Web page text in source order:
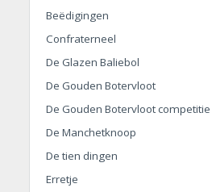
Beëdigingen
Confraterneel
De Glazen Baliebol
De Gouden Botervloot
De Gouden Botervloot competitie
De Manchetknoop
De tien dingen
Erretje